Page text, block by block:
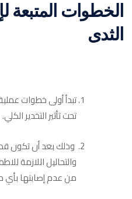
الخطوات المتبعة
الثدى
تبدأ أولى خطوات
تحت تأثير التخدير الكلي.
وذلك بعد أن تكون
والتحاليل اللازمة
من عدم إصابتها بأي